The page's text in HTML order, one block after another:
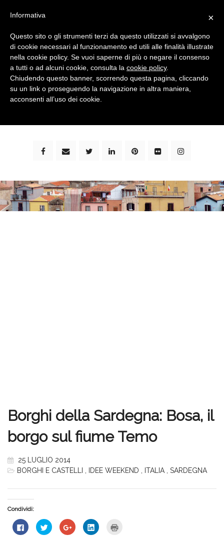
bimbi e viaggi - family travel blog: community #1 in
Borghi della Sardegna: Bosa, il
borgo sul fiume Temo
25 LUGLIO 2014
BORGHI E CASTELLI
IDEE WEEKEND ITALIA SARDEGNA
Condividi:
Fai
clic
Fai
clic
Fai
clic
Fai
clic
×
Informativa
Questo sito o gli strumenti terzi da questo utilizzati si avvalgono
di cookie necessari al funzionamento ed utili alle finalità illustrate
nella cookie policy. Se vuoi saperne di più o negare il consenso
a tutti o ad alcuni cookie, consulta la cookie policy.
Chiudendo questo banner, scorrendo questa pagina, cliccando
su un link o proseguendo la navigazione in altra maniera,
acconsenti all’uso dei cookie.